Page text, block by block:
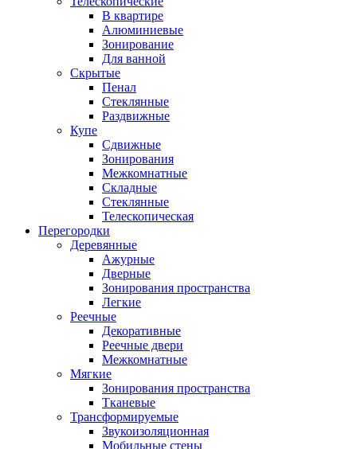
В квартире
Алюминиевые
Зонирование
Для ванной
Скрытые
Пенал
Стеклянные
Раздвижные
Купе
Сдвижные
Зонирования
Межкомнатные
Складные
Стеклянные
Телескопическая
Перегородки
Деревянные
Ажурные
Дверные
Зонирования пространства
Легкие
Реечные
Декоративные
Реечные двери
Межкомнатные
Мягкие
Зонирования пространства
Тканевые
Трансформируемые
Звукоизоляционная
Мобильные стены